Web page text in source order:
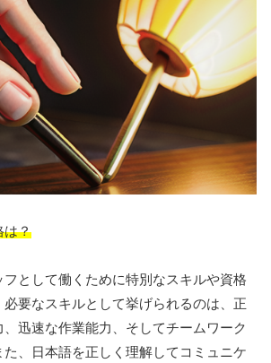
は？
として働くために特別なスキルや資格
要なスキルとして挙げられるのは、正
迅速な作業能力、そしてチームワーク
、日本語を正しく理解してコミュニケ